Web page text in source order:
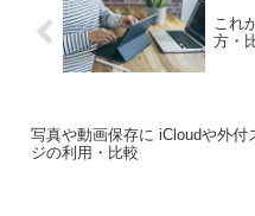
これ
方・
写真や動画保存に iCloudや外付
ジの利用・比較